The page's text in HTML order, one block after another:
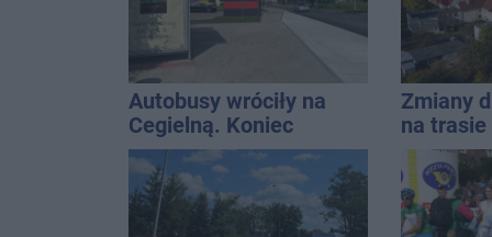
Autobusy wróciły na
Cegielną. Koniec
remontu zatok
Zmiany
na